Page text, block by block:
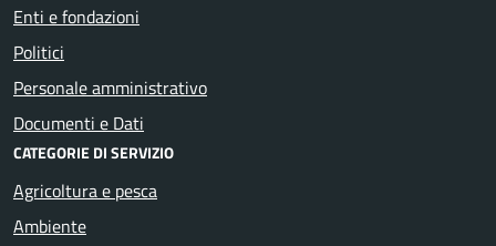
Enti e fondazioni
Politici
Personale amministrativo
Documenti e Dati
CATEGORIE DI SERVIZIO
Agricoltura e pesca
Ambiente